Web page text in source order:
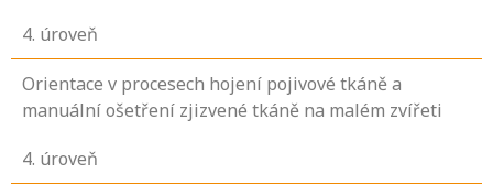
4. úroveň
Orientace v procesech hojení pojivové tkáně a
manuální ošetření zjizvené tkáně na malém zvířeti
4. úroveň